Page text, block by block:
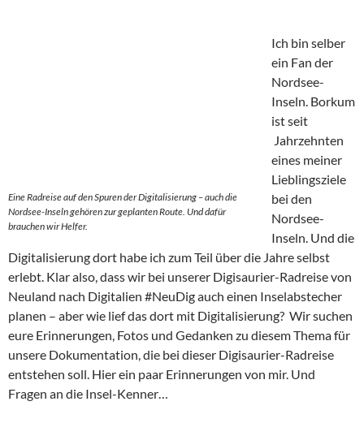
Eine Radreise auf den Spuren der Digitalisierung – auch die
Nordsee-Inseln gehören zur geplanten Route. Und dafür
brauchen wir Helfer.
Ich bin selber
ein Fan der
Nordsee-
Inseln. Borkum
ist seit
Jahrzehnten
eines meiner
Lieblingsziele
bei den
Nordsee-
Inseln. Und die
Digitalisierung dort habe ich zum Teil über die Jahre selbst
erlebt. Klar also, dass wir bei unserer Digisaurier-Radreise von
Neuland nach Digitalien #NeuDig auch einen Inselabstecher
planen – aber wie lief das dort mit Digitalisierung? Wir suchen
eure Erinnerungen, Fotos und Gedanken zu diesem Thema für
unsere Dokumentation, die bei dieser Digisaurier-Radreise
entstehen soll. Hier ein paar Erinnerungen von mir. Und
Fragen an die Insel-Kenner…